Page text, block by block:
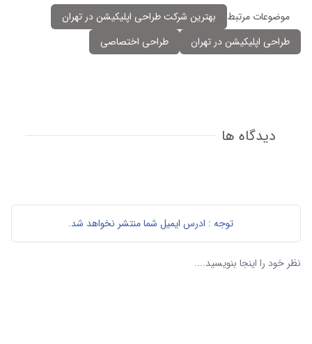
موضوعات مرتبط
بهترین شرکت طراحی اپلیکیشن در تهران
طراحی اپلیکیشن در تهران
طراحی اختصاصی
دیدگاه ها
توجه : ادرس ایمیل شما منتشر نخواهد شد.